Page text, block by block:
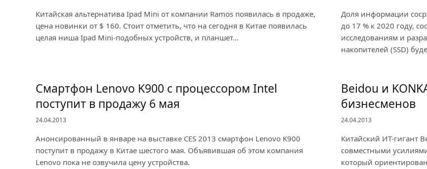
Китайская альтернатива Ipad Mini от компании Ramos появилась в продаже,
цена новинки от $ 160. Стоит отметить, что на сегодня в Китае появилась
целая ниша Ipad Mini-подобных устройств, и планшет…
Доля информации
до 17 % к 2020 году,
исследованиям и
накопителей (SSD)
Смартфон Lenovo K900 с процессором Intel
поступит в продажу 6 мая
24.04.2013
Анонсированный в январе на выставке CES 2013 смартфон Lenovo K900
поступит в продажу в Китае шестого мая. Объявившая об этом компания
Lenovo пока не озвучила цену устройства.
Beidou и
бизнесменов
24.04.2013
Китайский ИТ-гигант
совместными
который